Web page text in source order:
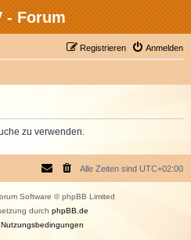
- Forum
Anmelden
Registrieren
zu verwenden.
Alle Zeiten sind UTC+02:00
Software © phpBB Limited
durch phpBB.de
Nutzungsbedingungen